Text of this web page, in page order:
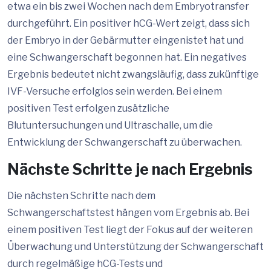
etwa ein bis zwei Wochen nach dem Embryotransfer
durchgeführt. Ein positiver hCG-Wert zeigt, dass sich
der Embryo in der Gebärmutter eingenistet hat und
eine Schwangerschaft begonnen hat. Ein negatives
Ergebnis bedeutet nicht zwangsläufig, dass zukünftige
IVF-Versuche erfolglos sein werden. Bei einem
positiven Test erfolgen zusätzliche
Blutuntersuchungen und Ultraschalle, um die
Entwicklung der Schwangerschaft zu überwachen.
Nächste Schritte je nach Ergebnis
Die nächsten Schritte nach dem
Schwangerschaftstest hängen vom Ergebnis ab. Bei
einem positiven Test liegt der Fokus auf der weiteren
Überwachung und Unterstützung der Schwangerschaft
durch regelmäßige hCG-Tests und